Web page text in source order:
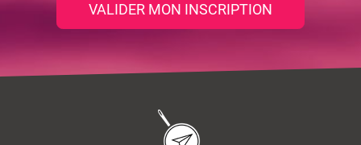
VALIDER MON INSCRIPTION